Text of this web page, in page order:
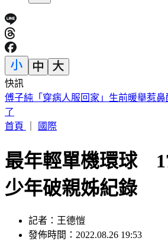
快訊
砍Gmail神功能 2027年起停止支援第
首頁
最年輕單機環球
少年破親姊紀錄
發佈時間：2022.08.26 19:53
最後更新時間：2022.08.29 10:32